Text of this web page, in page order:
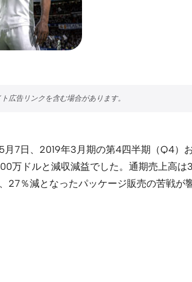
7日、2019年3月期の第4四半期（Q4）
万ドルと減収減益でした。通期売上高
27％減となったパッケージ販売の苦戦が